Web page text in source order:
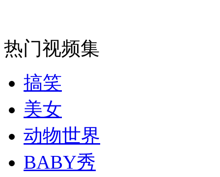
热门视频集
搞笑
美女
动物世界
BABY秀